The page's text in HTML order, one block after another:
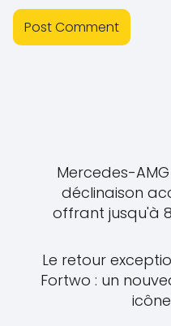
Mercedes-
déclinaison
offrant jusqu'à
Le retour
Fortwo : un